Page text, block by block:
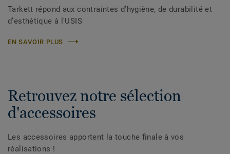
Tarkett répond aux contraintes d’hygiène, de durabilité et
d’esthétique à l'USIS
EN SAVOIR PLUS
Retrouvez notre sélection
d'accessoires
Les accessoires apportent la touche finale à vos
réalisations !